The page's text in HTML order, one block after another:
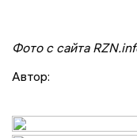
Фото с сайта
Автор: